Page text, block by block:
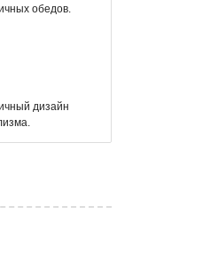
обедов.
дизайн